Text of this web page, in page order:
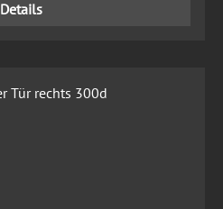
Details